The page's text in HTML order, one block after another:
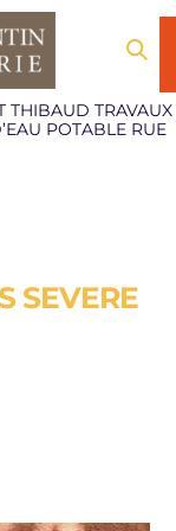
THIBAUD TRAVAUX
POTABLE RUE
SEVERE